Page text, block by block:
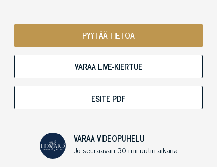
PYYTÄÄ TIETOA
VARAA LIVE-KIERTUE
ESITE PDF
VARAA VIDEOPUHELU
Jo seuraavan 30 minuutin aikana